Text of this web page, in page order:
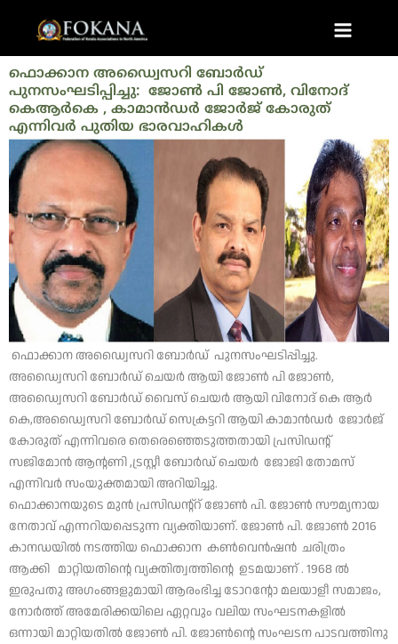
content
Main
Menu
ഫൊക്കാന അഡ്വൈസറി ബോർഡ്
പുനസംഘടിപ്പിച്ചു: ജോൺ പി ജോൺ, വിനോദ്
കെആർകെ , കാമാന്‍ഡര്‍ ജോര്‍ജ് കോരുത്
എന്നിവർ പുതിയ ഭാരവാഹികൾ
ഫൊക്കാന അഡ്വൈസറി ബോർഡ് പുനസംഘടിപ്പിച്ചു.
അഡ്വൈസറി ബോർഡ് ചെയർ ആയി ജോൺ പി ജോൺ,
അഡ്വൈസറി ബോർഡ് വൈസ് ചെയർ ആയി വിനോദ് കെ ആർ
കെ,അഡ്വൈസറി ബോർഡ് സെക്രട്ടറി ആയി കാമാന്‍ഡര്‍ ജോര്‍ജ്
കോരുത് എന്നിവരെ തെരെഞ്ഞെടുത്തതായി പ്രസിഡന്റ്
സജിമോൻ ആന്റണി ,ട്രസ്റ്റീ ബോർഡ് ചെയർ ജോജി തോമസ്
എന്നിവർ സംയുക്തമായി അറിയിച്ചു.
ഫൊക്കാനയുടെ മുൻ പ്രസിഡന്റ്റ് ജോണ്‍ പി. ജോണ്‍ സൗമ്യനായ
നേതാവ് എന്നറിയപ്പെടുന്ന വ്യക്തിയാണ്. ജോണ്‍ പി. ജോണ്‍ 2016
കാനഡയില്‍ നടത്തിയ ഫൊക്കാന കണ്‍വെന്‍ഷന്‍ ചരിത്രം
ആക്കി മാറ്റിയതിന്റെ വ്യക്തിത്വത്തിന്റെ ഉടമയാണ് . 1968 ല്‍
ഇരുപതു അഗംങ്ങളുമായി ആരംഭിച്ച ടോറന്റോ മലയാളീ സമാജം,
നോര്‍ത്ത് അമേരിക്കയിലെ ഏറ്റവും വലിയ സംഘടനകളില്‍
ഒന്നായി മാറ്റിയതില്‍ ജോണ്‍ പി. ജോണ്‍ന്റെ സംഘടന പാടവത്തിനു